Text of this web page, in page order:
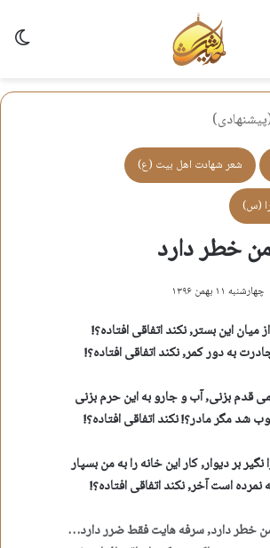
شعر شهادت اهل بيت (ع)
(س)
خطر دارد
چهارشنبه ۱۱ بهمن ۱۳۹۶
میان این بستر, نکند اتفاقی افتاده؟!
به دور کمر, نکند اتفاقی افتاده؟!
قدم بزنی, آب و جارو به این حرم بزنی
شد مگر مادر؟! نکند اتفاقی افتاده؟!
بر دیوار, کار این خانه را به من بسپار
نمرده است آخر, نکند اتفاقی افتاده؟!
خطر دارد, سرفه هایت فقط ضرر دارد…